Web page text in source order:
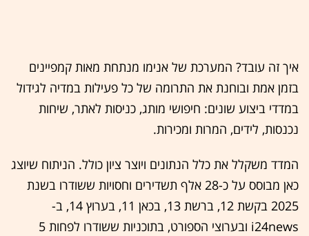
איך זה עובד? המערכת של אנימו מנתחת מאות קמפיינים
בזמן אמת ובוחנת את התרומה של כל פעילות במדיה לגידול
במדדי ביצוע שונים: חיפושי מותג, כניסות לאתר, שיחות
נכנסות, לידים, המרות ומכירות.
המדד משקלל את כלל הנתונים ויוצר ציון כולל. הניתוח שיוצג
כאן מבוסס על כ-28 אלף תשדירים וחסויות ששודרו בשנת
2025 בקשת 12, ברשת 13, בכאן 11, בערוץ 14, ב-
i24news ובערוצי הספורט, בתוכניות ששודרו לפחות 5